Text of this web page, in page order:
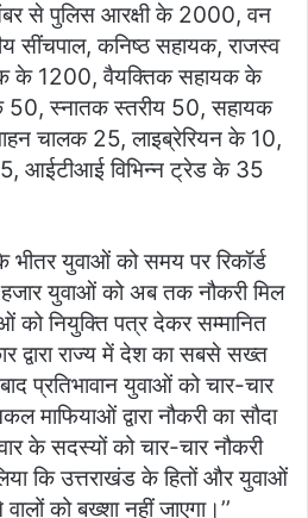
से पुलिस आरक्षी के 2000, वन
सींचपाल, कनिष्ठ सहायक, राजस्व
के 1200, वैयक्तिक सहायक के
50, स्नातक स्तरीय 50, सहायक
चालक 25, लाइब्रेरियन के 10,
आईटीआई विभिन्न ट्रेड के 35
भीतर युवाओं को समय पर रिकॉर्ड
युवाओं को अब तक नौकरी मिल
को नियुक्ति पत्र देकर सम्मानित
द्वारा राज्य में देश का सबसे सख्त
प्रतिभावान युवाओं को चार-चार
माफियाओं द्वारा नौकरी का सौदा
के सदस्यों को चार-चार नौकरी
कि उत्तराखंड के हितों और युवाओं
को बख्शा नहीं जाएगा।’’